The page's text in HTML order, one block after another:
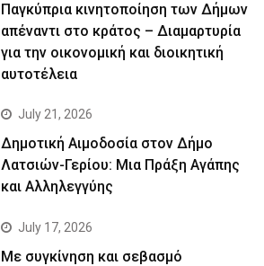
Παγκύπρια κινητοποίηση των Δήμων
απέναντι στο κράτος – Διαμαρτυρία
για την οικονομική και διοικητική
αυτοτέλεια
July 21, 2026
Δημοτική Αιμοδοσία στον Δήμο
Λατσιών-Γερίου: Μια Πράξη Αγάπης
και Αλληλεγγύης
July 17, 2026
Με συγκίνηση και σεβασμό